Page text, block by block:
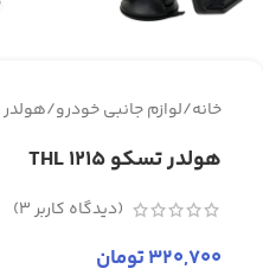
خانه/لوازم جانبی خودرو/هولدر
هولدر تسکو THL 1215
(دیدگاه کاربر3
)
320,700تومان